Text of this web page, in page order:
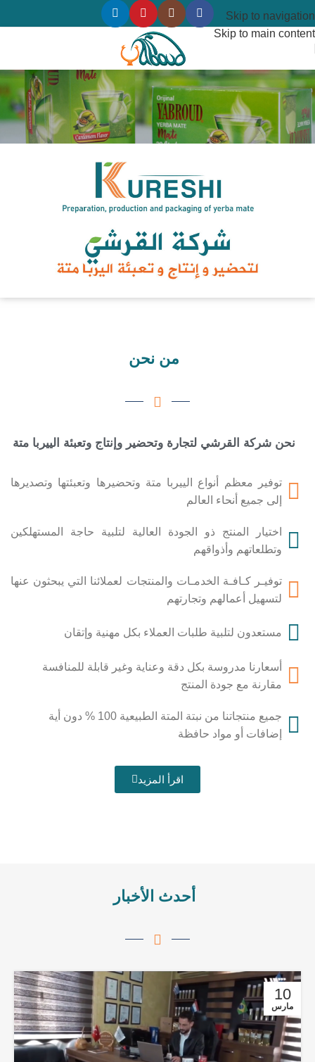
Skip to navigation
Skip to main content
من نحن
نحن شركة القرشي لتجارة وتحضير وإنتاج وتعبئة الييربا متة
توفير معظم أنواع الييربا متة وتحضيرها وتعبئتها وتصديرها
إلى جميع أنحاء العالم
اختيار المنتج ذو الجودة العالية لتلبية حاجة المستهلكين
وتطلعاتهم وأذواقهم
توفيـر كـافـة الخدمـات والمنتجات لعملائنا التي يبحثون عنها
لتسهيل أعمالهم وتجارتهم
مستعدون لتلبية طلبات العملاء بكل مهنية وإتقان
أسعارنا مدروسة بكل دقة وعناية وغير قابلة للمنافسة
مقارنة مع جودة المنتج
جميع منتجاتنا من نبتة المتة الطبيعية 100 % دون أية
إضافات أو مواد حافظة
اقرأ المزيد
أحدث الأخبار
09
مارس